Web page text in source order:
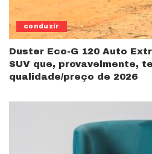
conduzir
Duster Eco-G 120 Auto
SUV que, provavelmente,
qualidade/preço de 2026